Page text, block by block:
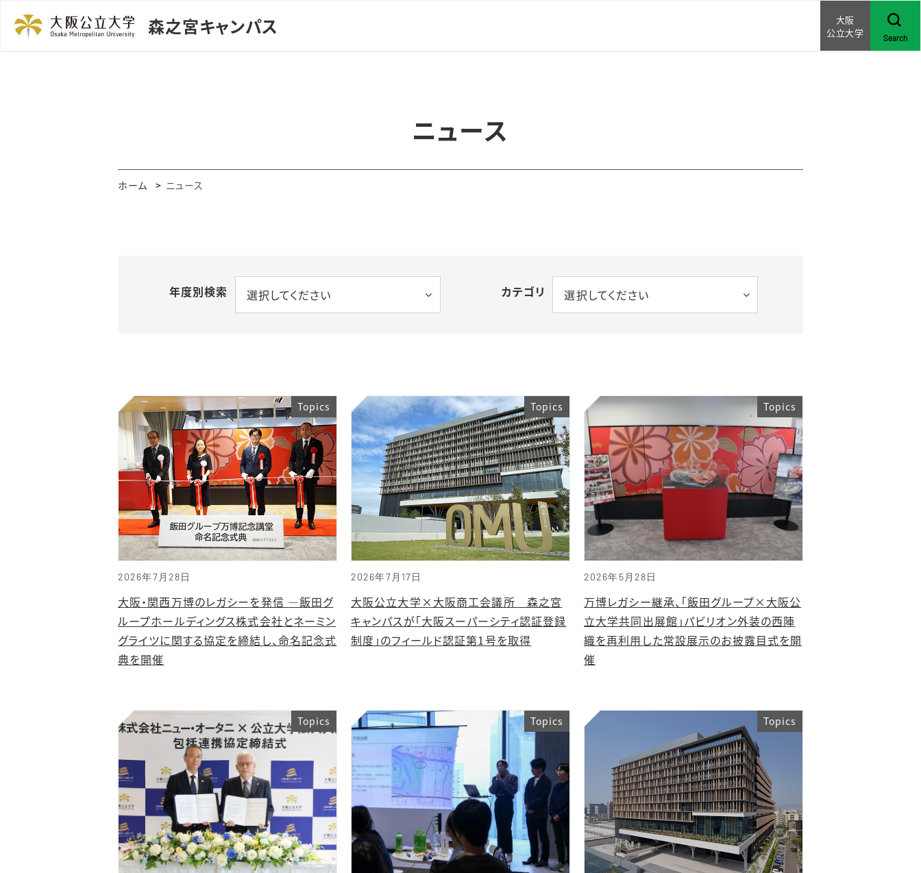
森之宮キャンパス
大阪
公立大学
Search
ニュース
ホーム ニュース
年度別検索 選択してください カテゴリ 選択してください
2026年7月28日
Topics
大阪・関西万博のレガシーを発信 ―飯田グ
ループホールディングス株式会社とネーミン
グライツに関する協定を締結し、命名記念式
典を開催
2026年7月17日
Topics
大阪公立大学×大阪商工会議所 森之宮
キャンパスが「大阪スーパーシティ認証登録
制度」のフィールド認証第1号を取得
2026年5月28日
Topics
万博レガシー継承、「飯田グループ×大阪公
立大学共同出展館」パビリオン外装の西陣
織を再利用した常設展示のお披露目式を開
催
Topics Topics Topics